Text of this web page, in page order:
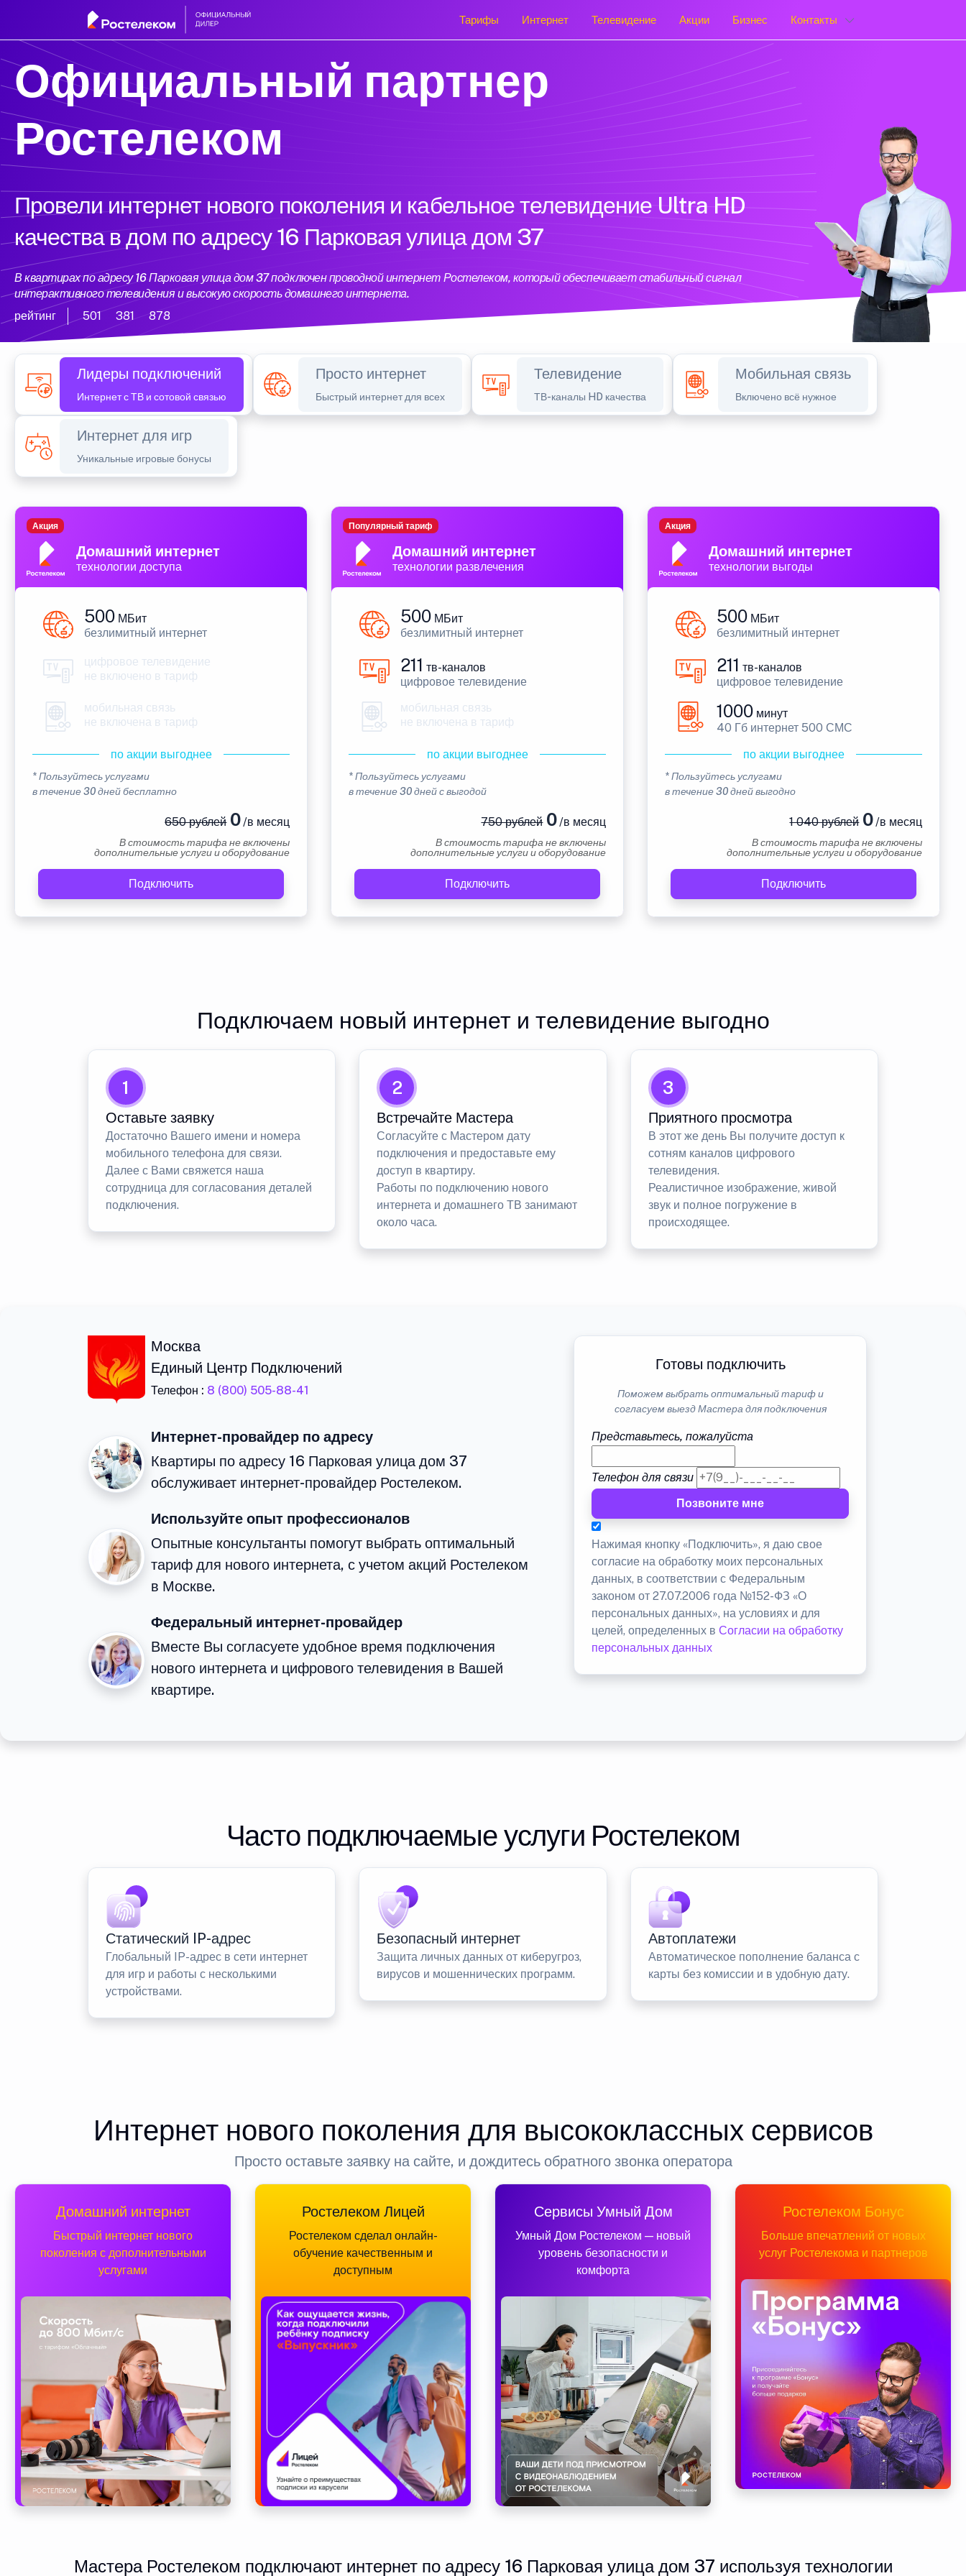
Тарифы Интернет Телевидение Акции Бизнес Контакты
Официальный партнер
Ростелеком
Провели интернет нового поколения и кабельное телевидение Ultra HD
качества в дом по адресу 16 Парковая улица дом 37
В квартирах по адресу 16 Парковая улица дом 37 подключен проводной интернет Ростелеком, который обеспечивает стабильный сигнал
интерактивного телевидения и высокую скорость домашнего интернета.
рейтинг
501 381 878
Лидеры подключений
Интернет с ТВ и сотовой связью
Просто интернет
Быстрый интернет для всех
Телевидение
ТВ-каналы HD качества
Мобильная связь
Включено всё нужное
Интернет для игр
Уникальные игровые бонусы
Домашний интернет
технологии доступа
Акция
500 МБит
безлимитный интернет
цифровое телевидение
не включено в тариф
мобильная связь
не включена в тариф
по акции выгоднее
* Пользуйтесь услугами
в течение 30 дней бесплатно
650 рублей0/в месяц
В стоимость тарифа не включены
дополнительные услуги и оборудование
Подключить
Домашний интернет
технологии развлечения
Популярный тариф
500 МБит
безлимитный интернет
211 тв-каналов
цифровое телевидение
мобильная связь
не включена в тариф
по акции выгоднее
* Пользуйтесь услугами
в течение 30 дней с выгодой
750 рублей0/в месяц
В стоимость тарифа не включены
дополнительные услуги и оборудование
Подключить
Домашний интернет
технологии выгоды
Акция
500 МБит
безлимитный интернет
211 тв-каналов
цифровое телевидение
1000 минут
40 Гб интернет 500 СМС
по акции выгоднее
* Пользуйтесь услугами
в течение 30 дней выгодно
1 040 рублей0/в месяц
В стоимость тарифа не включены
дополнительные услуги и оборудование
Подключить
Подключаем новый интернет и телевидение выгодно
1
Оставьте заявку
Достаточно Вашего имени и номера
мобильного телефона для связи.
Далее с Вами свяжется наша
сотрудница для согласования деталей
подключения.
2
Встречайте Мастера
Согласуйте с Мастером дату
подключения и предоставьте ему
доступ в квартиру.
Работы по подключению нового
интернета и домашнего ТВ занимают
около часа.
3
Приятного просмотра
В этот же день Вы получите доступ к
сотням каналов цифрового
телевидения.
Реалистичное изображение, живой
звук и полное погружение в
происходящее.
Москва
Единый Центр Подключений
Телефон : 8 (800) 505-88-41
Интернет-провайдер по адресу
Квартиры по адресу 16 Парковая улица дом 37
обслуживает интернет-провайдер Ростелеком.
Используйте опыт профессионалов
Опытные консультанты помогут выбрать оптимальный
тариф для нового интернета, с учетом акций Ростелеком
в Москве.
Федеральный интернет-провайдер
Вместе Вы согласуете удобное время подключения
нового интернета и цифрового телевидения в Вашей
квартире.
Готовы подключить
Поможем выбрать оптимальный тариф и
согласуем выезд Мастера для подключения
Представьтесь, пожалуйста
Телефон для связи
Позвоните мне
Нажимая кнопку «Подключить», я даю свое
согласие на обработку моих персональных
данных, в соответствии с Федеральным
законом от 27.07.2006 года №152-ФЗ «О
персональных данных», на условиях и для
целей, определенных вСогласии на обработку
персональных данных
Часто подключаемые услуги Ростелеком
Статический IP-адрес
Глобальный IP-адрес в сети интернет
для игр и работы с несколькими
устройствами.
Безопасный интернет
Защита личных данных от киберугроз,
вирусов и мошеннических программ.
Автоплатежи
Автоматическое пополнение баланса с
карты без комиссии и в удобную дату.
Интернет нового поколения для высококлассных сервисов
Просто оставьте заявку на сайте, и дождитесь обратного звонка оператора
Домашний интернет
Быстрый интернет нового
поколения с дополнительными
услугами
Ростелеком Лицей
Ростелеком сделал онлайн-
обучение качественным и
доступным
Сервисы Умный Дом
Умный Дом Ростелеком — новый
уровень безопасности и
комфорта
Ростелеком Бонус
Больше впечатлений от новых
услуг Ростелекома и партнеров
Мастера Ростелеком подключают интернет по адресу 16 Парковая улица дом 37 используя технологии